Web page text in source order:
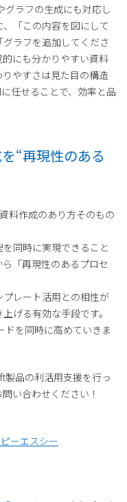
グラフの生成にも対応し
「この内容を図にして
ラフを追加してくださ
にも分かりやすい資料
やすさは見た目の構造
任せることで、効率と品
“再現性のある
料作成のあり方そのもの
同時に実現できること
「再現性のあるプロセ
レート活用との相性が
げる有効な手段です。
ドを同時に高めていきま
製品の利活用支援を行っ
い合わせください！
ーエスシー